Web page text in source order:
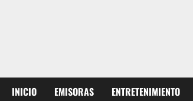
INICIO EMISORAS ENTRETENIMIENTO